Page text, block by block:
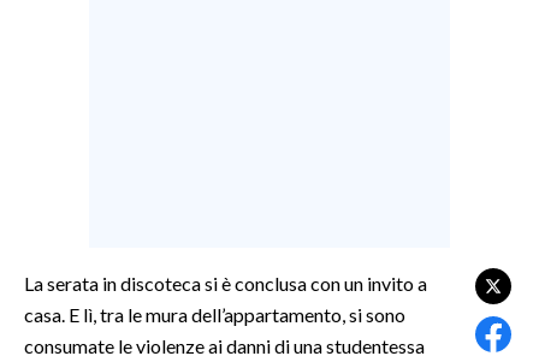
SPETTACOLI
La serata in discoteca si è conclusa con un invito a
casa. E lì, tra le mura dell’appartamento, si sono
consumate le violenze ai danni di una studentessa